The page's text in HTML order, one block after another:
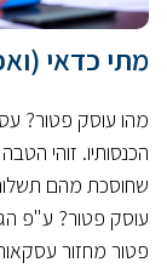
מתי כדאי
מהו עוסק פטור?
הכנסותיו. זוהי
שחוסכת מהם
עוסק פטור? ע"פ
פטור מחזור